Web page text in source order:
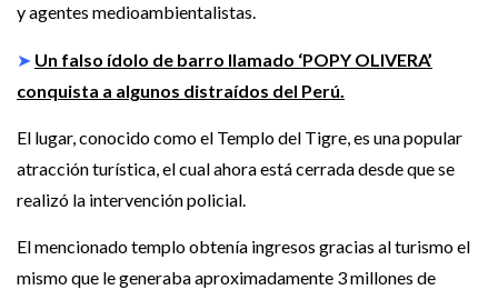
y agentes medioambientalistas.
➤ Un falso ídolo de barro llamado ‘POPY OLIVERA’
conquista a algunos distraídos del Perú.
El lugar, conocido como el Templo del Tigre, es una popular
atracción turística, el cual ahora está cerrada desde que se
realizó la intervención policial.
El mencionado templo obtenía ingresos gracias al turismo el
mismo que le generaba aproximadamente 3 millones de